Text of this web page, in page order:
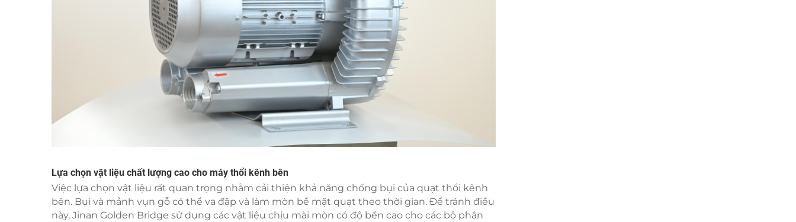
Lựa chọn vật liệu chất lượng cao cho máy thổi kênh bên
Việc lựa chọn vật liệu rất quan trọng nhằm cải thiện khả năng chống bụi của quạt thổi kênh
bên. Bụi và mảnh vụn gỗ có thể va đập và làm mòn bề mặt quạt theo thời gian. Để tránh điều
này, Jinan Golden Bridge sử dụng các vật liệu chịu mài mòn có độ bền cao cho các bộ phận